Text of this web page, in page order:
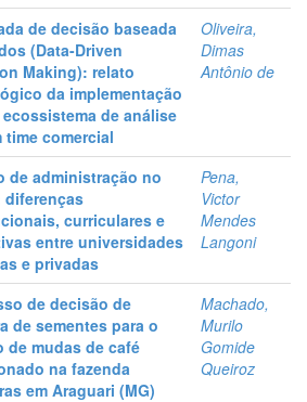
de decisão baseada
(Data-Driven
Making): relato
da implementação
de análise
time comercial
Oliveira,
Dimas
Antônio de
de administração no
diferenças
curriculares e
entre universidades
e privadas
Pena,
Victor
Mendes
Langoni
de decisão de
de sementes para o
de mudas de café
na fazenda
em Araguari (MG)
Machado,
Murilo
Gomide
Queiroz